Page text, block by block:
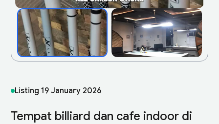
Listing19 January 2026
Tempat billiard dan cafe indoor di